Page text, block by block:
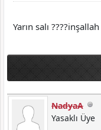
Yarın salı
NadyaA
Yasaklı Üye